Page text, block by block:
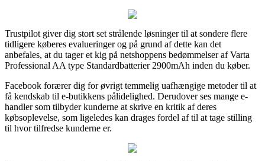
Trustpilot giver dig stort set strålende løsninger til at sondere flere
tidligere køberes evalueringer og på grund af dette kan det
anbefales, at du tager et kig på netshoppens bedømmelser af Varta
Professional AA type Standardbatterier 2900mAh inden du køber.
Facebook forærer dig for øvrigt temmelig uafhængige metoder til at
få kendskab til e-butikkens pålidelighed. Derudover ses mange e-
handler som tilbyder kunderne at skrive en kritik af deres
købsoplevelse, som ligeledes kan drages fordel af til at tage stilling
til hvor tilfredse kunderne er.